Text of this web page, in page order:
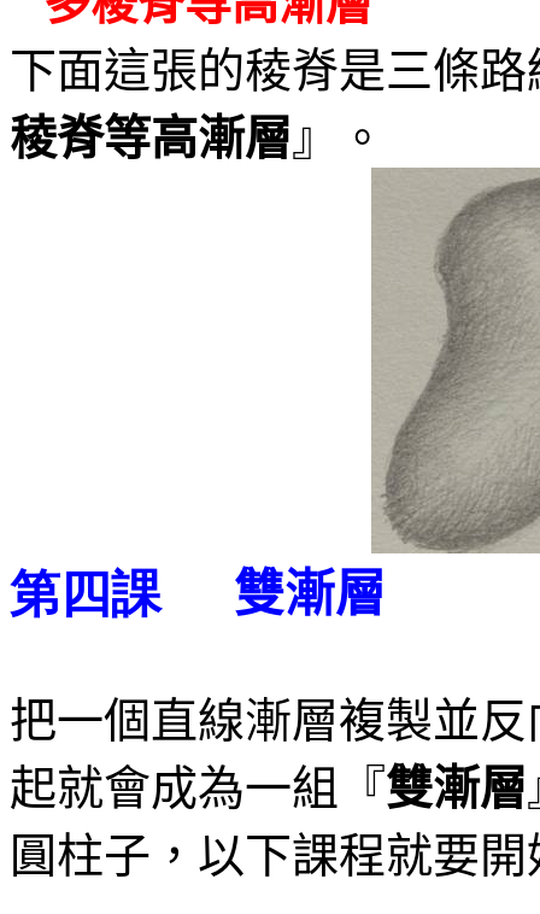
下面這張的稜脊是三條
稜脊等高漸層』。
第四課 雙漸層
把一個直線漸層複製並
起就會成為一組『雙漸層
圓柱子，以下課程就要